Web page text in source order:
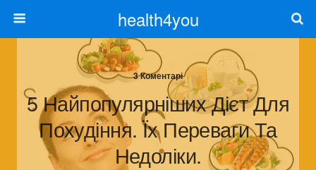
health4you
3 Коментарі
5 Найпопулярніших Дієт Для
Похудіння. Їх Переваги Та
Недоліки.